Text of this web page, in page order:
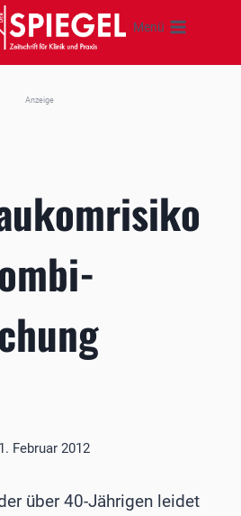
Menü
Anzeige
Februar 2012
über 40-Jährigen leidet